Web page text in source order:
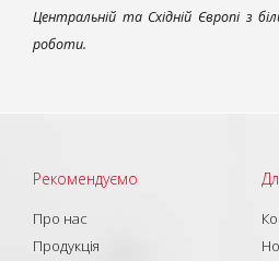
Центральній та Східній Європі з
роботи.
Рекомендуємо
Про нас
Продукція